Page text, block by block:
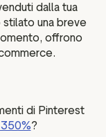
dalla tua
stilato una breve
offrono
di Pinterest
?